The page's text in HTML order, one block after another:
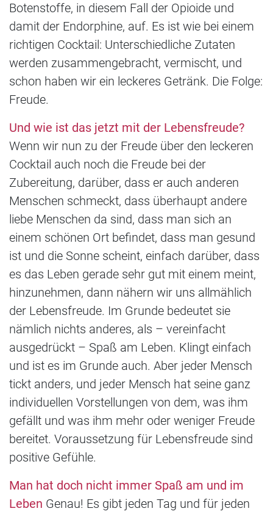
Botenstoffe, in diesem Fall der Opioide und
damit der Endorphine, auf. Es ist wie bei einem
richtigen Cocktail: Unterschiedliche Zutaten
werden zusammengebracht, vermischt, und
schon haben wir ein leckeres Getränk. Die Folge:
Freude.
Und wie ist das jetzt mit der Lebensfreude?
Wenn wir nun zu der Freude über den leckeren
Cocktail auch noch die Freude bei der
Zubereitung, darüber, dass er auch anderen
Menschen schmeckt, dass überhaupt andere
liebe Menschen da sind, dass man sich an
einem schönen Ort befindet, dass man gesund
ist und die Sonne scheint, einfach darüber, dass
es das Leben gerade sehr gut mit einem meint,
hinzunehmen, dann nähern wir uns allmählich
der Lebensfreude. Im Grunde bedeutet sie
nämlich nichts anderes, als – vereinfacht
ausgedrückt – Spaß am Leben. Klingt einfach
und ist es im Grunde auch. Aber jeder Mensch
tickt anders, und jeder Mensch hat seine ganz
individuellen Vorstellungen von dem, was ihm
gefällt und was ihm mehr oder weniger Freude
bereitet. Voraussetzung für Lebensfreude sind
positive Gefühle.
Man hat doch nicht immer Spaß am und im
Leben Genau! Es gibt jeden Tag und für jeden